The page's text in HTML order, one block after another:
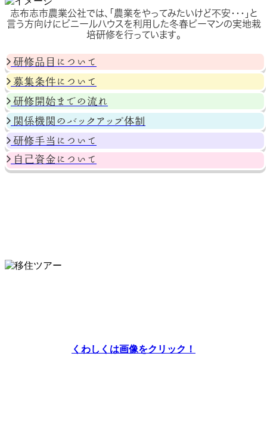
志布志市農業公社では、「農業をやってみたいけど不安・・・」と
言う方向けにビニールハウスを利用した冬春ピーマンの実地栽
培研修を行っています。
研修品目について
募集条件について
研修開始までの流れ
関係機関のバックアップ体制
研修手当について
自己資金について
くわしくは画像をクリック！